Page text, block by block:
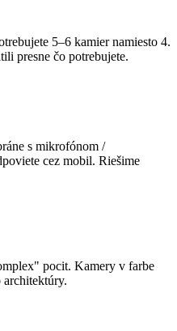
5–6 kamier namiesto 4.
presne čo potrebujete.
s mikrofónom /
cez mobil. Riešime
pocit. Kamery v farbe
architektúry.